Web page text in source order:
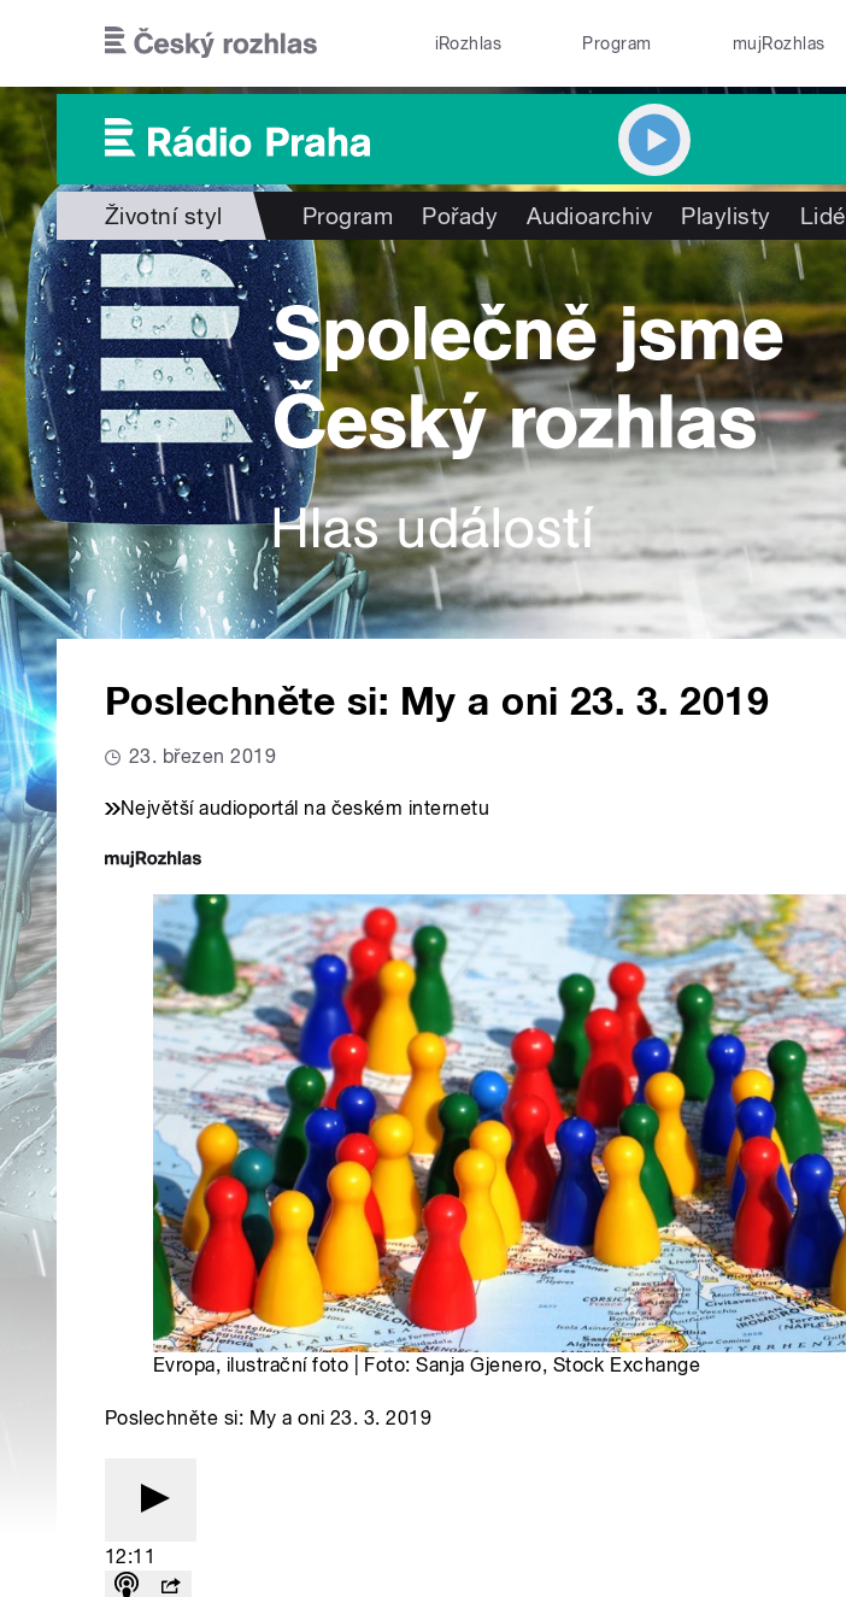
iRozhlas Program mujRozhlas
Životní styl Program Pořady Audioarchiv Playlisty Lidé
Poslechněte si: My a oni 23. 3. 2019
23. březen 2019
Největší audioportál na českém internetu
Evropa, ilustrační foto | Foto: Sanja Gjenero, Stock Exchange
Poslechněte si: My a oni 23. 3. 2019
12:11